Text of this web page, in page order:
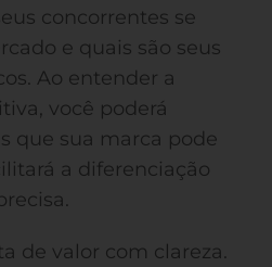
concorrentes se
e quais são seus
Ao entender a
você poderá
que sua marca pode
a diferenciação
de valor com clareza.